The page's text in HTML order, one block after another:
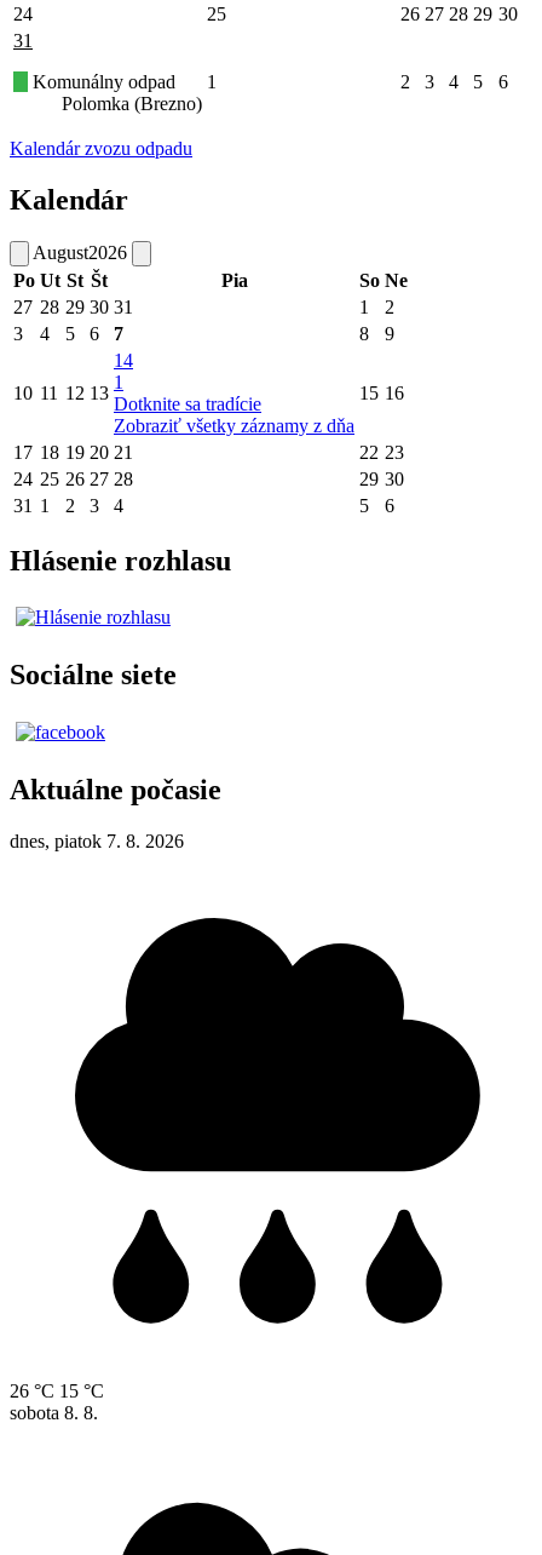
24 25 26 27 28 29 30
31
Komunálny odpad
Polomka (Brezno)
1 2 3 4 5 6
Kalendár zvozu odpadu
Kalendár
August2026
Po Ut St Št Pia So Ne
27 28 29 30 31 1
2
3
4 5 6 7 8 9
10 11 12 13
14
1
Dotknite sa tradície
Zobraziť všetky záznamy z dňa
15 16
17 18 19 20 21 22 23
24 25 26 27 28 29 30
31 1 2 3 4 5 6
Hlásenie rozhlasu
Sociálne siete
Aktuálne počasie
dnes, piatok 7. 8. 2026
26 °C 15 °C
sobota 8. 8.